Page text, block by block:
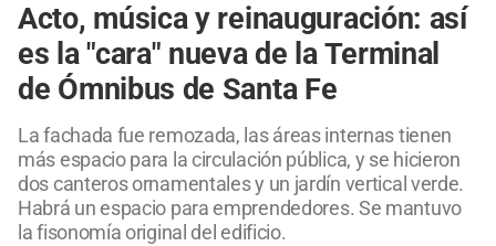
Acto, música y reinauguración: así
es la "cara" nueva de la Terminal
de Ómnibus de Santa Fe
La fachada fue remozada, las áreas internas tienen
más espacio para la circulación pública, y se hicieron
dos canteros ornamentales y un jardín vertical verde.
Habrá un espacio para emprendedores. Se mantuvo
la fisonomía original del edificio.